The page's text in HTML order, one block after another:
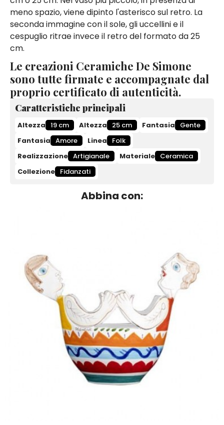
meno spazio, viene dipinto l'asterisco sul retro. La
seconda immagine con il sole, gli uccellini e il
cespuglio ritrae invece il retro del formato da 25
cm.
Le creazioni Ceramiche De Simone
sono tutte firmate e accompagnate dal
proprio certificato di autenticità.
Caratteristiche principali
Altezza 19 cm Altezza 25 cm Fantasia
Gente
Fantasia Amore Linea
Folk
Realizzazione Artigianale Materiale Ceramica
Collezione Fidanzati
Abbina con: